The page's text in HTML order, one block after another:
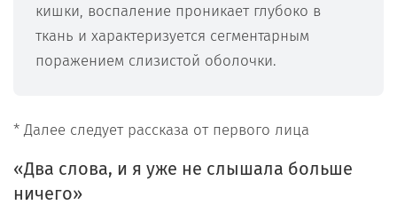
кишки, воспаление проникает глубоко в
ткань и характеризуется сегментарным
поражением слизистой оболочки.
* Далее следует рассказа от первого лица
«Два слова, и я уже не слышала больше
ничего»